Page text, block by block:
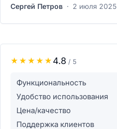
Сергей Петров · 2 июля 2025
★ ★ ★ ★ ★ 4.8 / 5
Функциональность
Удобство использования
Цена/качество
Поддержка клиентов